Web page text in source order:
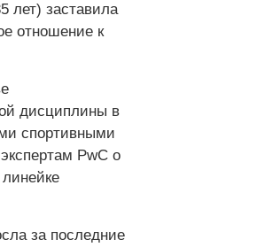
лет) заставила
отношение к
дисциплины в
спортивными
PwC о
за последние